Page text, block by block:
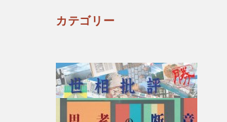
カテゴリー